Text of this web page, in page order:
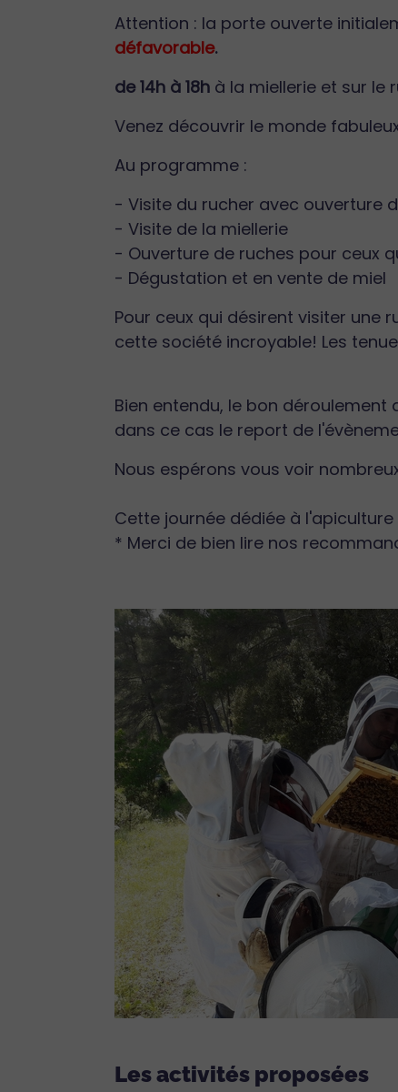
Attention : la porte ouverte
défavorable.
de 14h à 18h à la miellerie et sur le
Venez découvrir le monde
Au programme :
- Visite du rucher avec ouverture
- Visite de la miellerie
- Ouverture de ruches pour ceux
- Dégustation et en vente de miel
Pour ceux qui désirent visiter une
cette société incroyable! Les
Bien entendu, le bon
dans ce cas le report de
Nous espérons vous voir
Cette journée dédiée à
* Merci de bien lire nos
Les activités proposées